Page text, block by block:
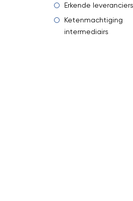
Erkende leveranciers
Ketenmachtiging
intermediairs